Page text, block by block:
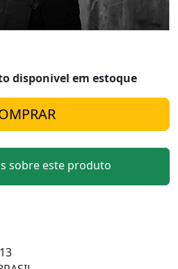
disponivel em estoque
sobre este produto